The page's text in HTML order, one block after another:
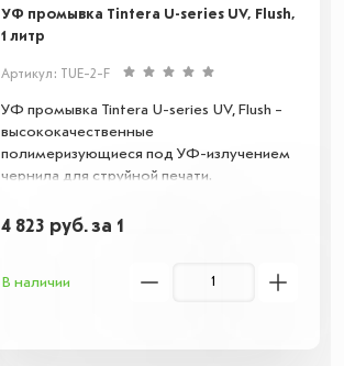
УФ промывка Tintera U-series UV, Flush,
1 литр
Артикул: TUE-2-F
УФ промывка Tintera U-series UV, Flush –
высококачественные
полимеризующиеся под УФ-излучением
чернила для струйной печати.
истиранию и влаге покрытие на различных
долговечных изображений и маркировки.
4 823 руб.за 1
В наличии